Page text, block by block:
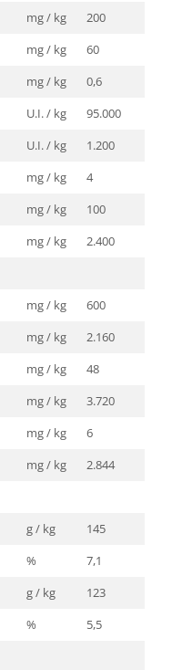
mg / kg
200
mg / kg
60
mg / kg
0,6
U.I. / kg
95.000
U.I. / kg
1.200
mg / kg
4
mg / kg
100
mg / kg
2.400
mg / kg
600
mg / kg
2.160
mg / kg
48
mg / kg
3.720
mg / kg
6
mg / kg
2.844
g / kg
145
%
7,1
g / kg
123
%
5,5